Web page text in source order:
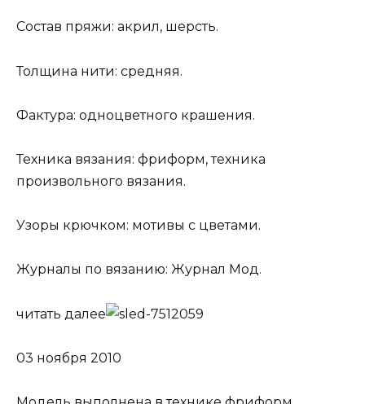
Состав пряжи: акрил, шерсть.
Толщина нити: средняя.
Фактура: одноцветного крашения.
Техника вязания: фриформ, техника
произвольного вязания.
Узоры крючком: мотивы с цветами.
Журналы по вязанию: Журнал Мод.
читать далее
03 ноября 2010